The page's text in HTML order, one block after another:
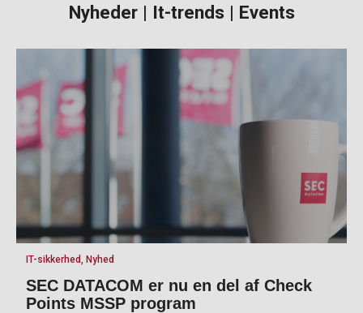
og løsninger som indgår i producentens portefølje, skal matche eller supplere til de
løsninger og services, som tilbydes. Dernæst kan forhold som efterspørgsel,
Læs mere
Nyheder | It-trends | Events
IT-sikkerhed, Nyhed
SEC DATACOM er nu en del af Check
Points MSSP program